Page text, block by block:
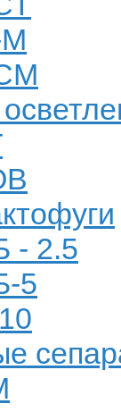
М
- 2.5
5